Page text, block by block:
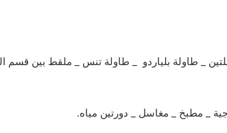
_ طاولة بلياردو _ طاولة تنس _ ملقط بين قسم
_ مطبخ _ مغاسل _ دورتين مياه.